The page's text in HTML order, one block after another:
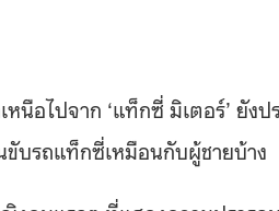
อไปจาก ‘แท็กซี่ มิเตอร์’ ยัง
บรถแท็กซี่เหมือนกับผู้ชายบ้าง